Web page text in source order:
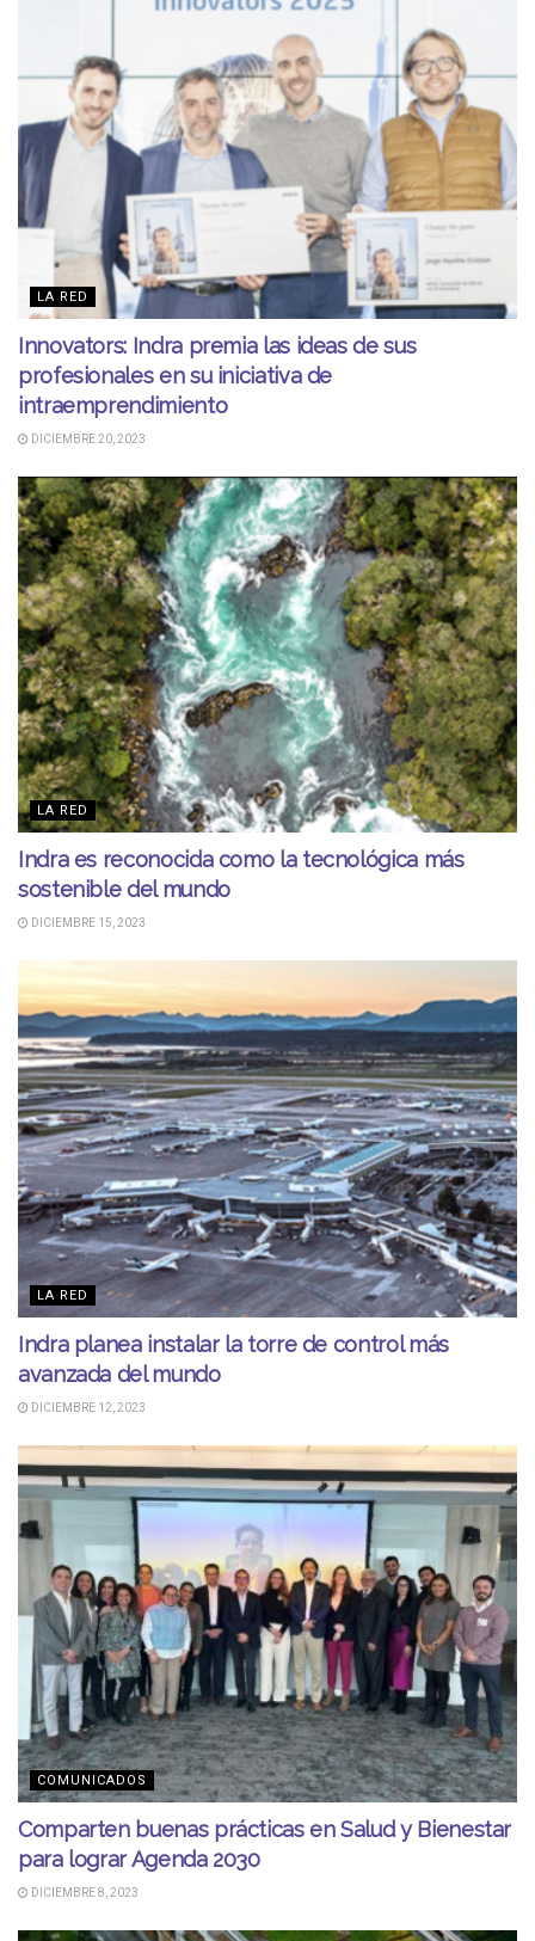
LA RED
Innovators: Indra premia las ideas de sus
profesionales en su iniciativa de
intraemprendimiento
DICIEMBRE 20, 2023
LA RED
Indra es reconocida como la tecnológica más
sostenible del mundo
DICIEMBRE 15, 2023
LA RED
Indra planea instalar la torre de control más
avanzada del mundo
DICIEMBRE 12, 2023
COMUNICADOS
Comparten buenas prácticas en Salud y Bienestar
para lograr Agenda 2030
DICIEMBRE 8, 2023